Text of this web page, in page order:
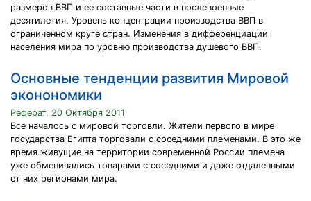
размеров ВВП и ее составные части в послевоенные
десятилетия. Уровень концентрации производства ВВП в
ограниченном круге стран. Изменения в дифференциации
населения мира по уровню производства душевого ВВП.
Основные тенденции развития Мировой
эконономики
Реферат, 20 Октября 2011
Все началось с мировой торговли. Жители первого в мире
государства Египта торговали с соседними племенами. В это же
время живущие на территории современной России племена
уже обменивались товарами с соседними и даже отдаленными
от них регионами мира.